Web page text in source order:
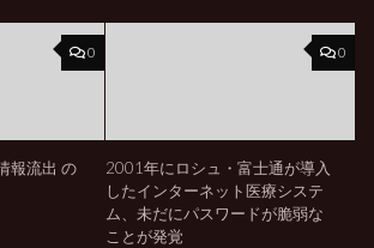
0
報流出 の
0
2001年にロシュ・富士通が導入
したインターネット医療システ
ム、未だにパスワードが脆弱な
ことが発覚